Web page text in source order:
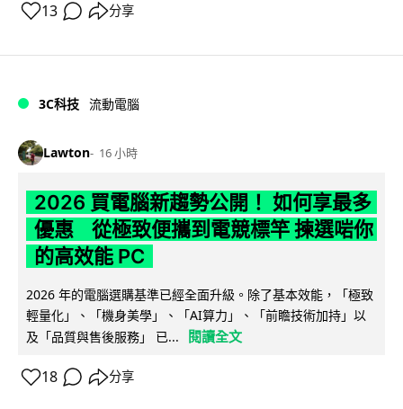
13 分享
3C科技 流動電腦
Lawton 16 小時
2026 買電腦新趨勢公開！ 如何享最多
優惠 從極致便攜到電競標竿 揀選啱你
的高效能 PC
2026 年的電腦選購基準已經全面升級。除了基本效能，「極致
輕量化」、「機身美學」、「AI算力」、「前瞻技術加持」以
及「品質與售後服務」 已...
閱讀全文
18 分享